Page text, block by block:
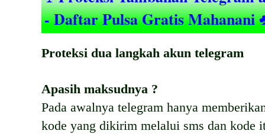
- Daftar Pulsa Gratis Mahanani
Proteksi dua langkah akun telegram
Apasih maksudnya ?
Pada awalnya telegram hanya
kode yang dikirim melalui sms dan kode